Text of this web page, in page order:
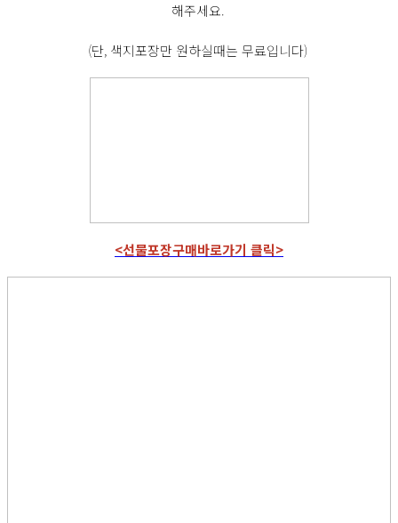
해주세요.
(단, 색지포장만 원하실때는 무료입니다)
<선물포장구매바로가기 클릭>